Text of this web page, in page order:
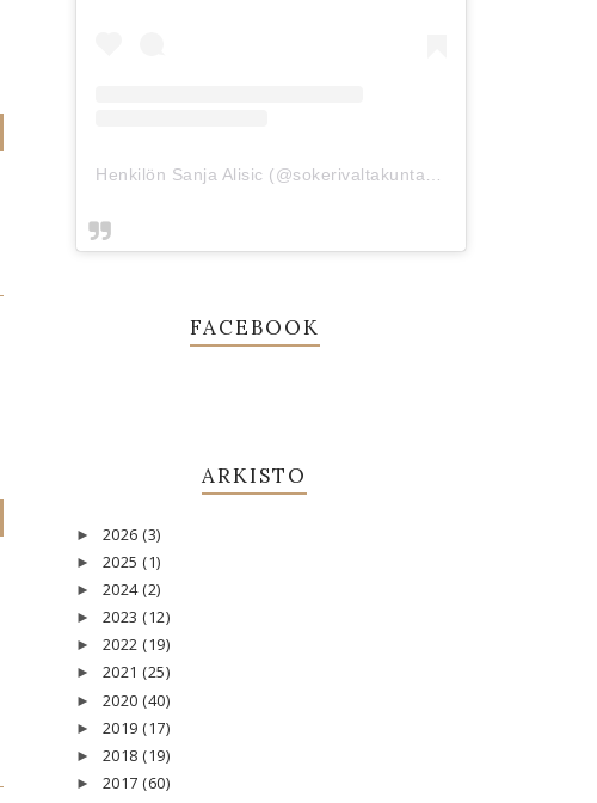
FACEBOOK
ARKISTO
► 2026 (3)
► 2025 (1)
► 2024 (2)
► 2023 (12)
► 2022 (19)
► 2021 (25)
► 2020 (40)
► 2019 (17)
► 2018 (19)
► 2017 (60)